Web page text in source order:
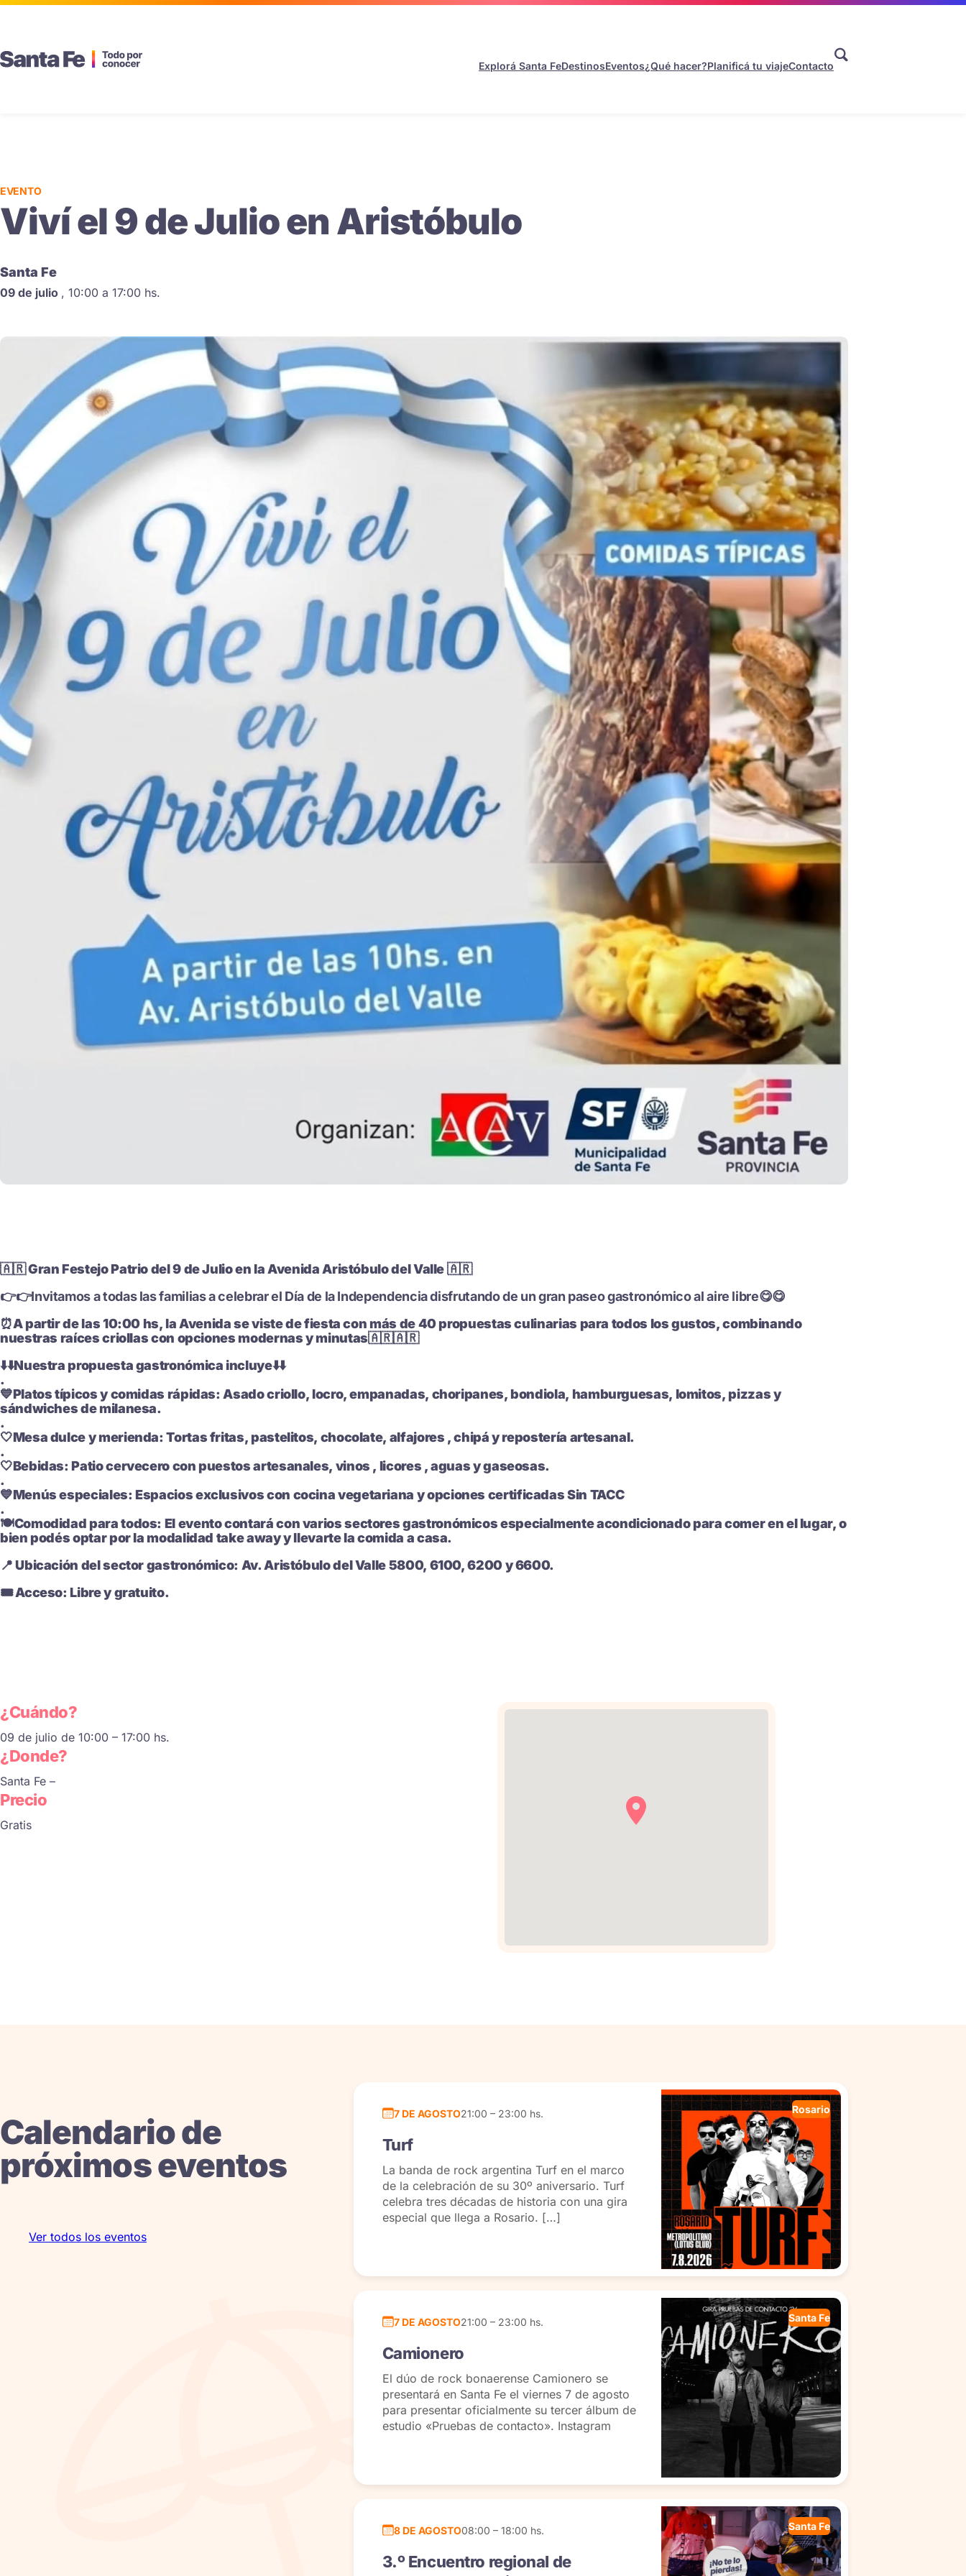
Explorá Santa FeDestinosEventos¿Qué hacer?Planificá tu viajeContacto
EVENTO
Viví el 9 de Julio en Aristóbulo
Santa Fe
09 de julio , 10:00 a 17:00 hs.
​🇦🇷 Gran Festejo Patrio del 9 de Julio en la Avenida Aristóbulo del Valle 🇦🇷
👉👉​Invitamos a todas las familias a celebrar el Día de la Independencia disfrutando de un gran paseo gastronómico al aire libre😋😋
⏰️​A partir de las 10:00 hs, la Avenida se viste de fiesta con más de 40 propuestas culinarias para todos los gustos, combinando
nuestras raíces criollas con opciones modernas y minutas🇦🇷🇦🇷
⬇️⬇️​Nuestra propuesta gastronómica incluye⬇️⬇️
.
💙​Platos típicos y comidas rápidas: Asado criollo, locro, empanadas, choripanes, bondiola, hamburguesas, lomitos, pizzas y
sándwiches de milanesa.
.
🤍​Mesa dulce y merienda: Tortas fritas, pastelitos, chocolate, alfajores , chipá y repostería artesanal.
.
🤍Bebidas: Patio cervecero con puestos artesanales, vinos , licores , aguas y gaseosas.
.
💙Menús especiales: Espacios exclusivos con cocina vegetariana y opciones certificadas Sin TACC
.
🍽Comodidad para todos: El evento contará con varios sectores gastronómicos especialmente acondicionado para comer en el lugar, o
bien podés optar por la modalidad take away y llevarte la comida a casa.
​📍 Ubicación del sector gastronómico: Av. Aristóbulo del Valle 5800, 6100, 6200 y 6600.
​🎟️ Acceso: Libre y gratuito.
¿Cuándo?
09 de julio de 10:00 – 17:00 hs.
¿Donde?
Santa Fe –
Precio
Gratis
Calendario de
próximos eventos
Ver todos los eventos
Rosario
7 DE AGOSTO21:00 – 23:00 hs.
Turf
La banda de rock argentina Turf en el marco
de la celebración de su 30º aniversario. Turf
celebra tres décadas de historia con una gira
especial que llega a Rosario. […]
Santa Fe
7 DE AGOSTO21:00 – 23:00 hs.
Camionero
El dúo de rock bonaerense Camionero se
presentará en Santa Fe el viernes 7 de agosto
para presentar oficialmente su tercer álbum de
estudio «Pruebas de contacto». Instagram
Santa Fe
8 DE AGOSTO08:00 – 18:00 hs.
3.º Encuentro regional de